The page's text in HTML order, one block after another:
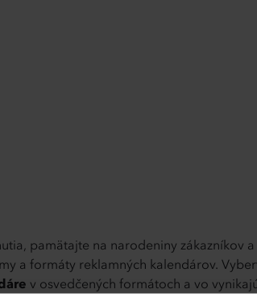
pamätajte na narodeniny zákazníkov a
a formáty reklamných kalendárov.
v osvedčených formátoch a vo